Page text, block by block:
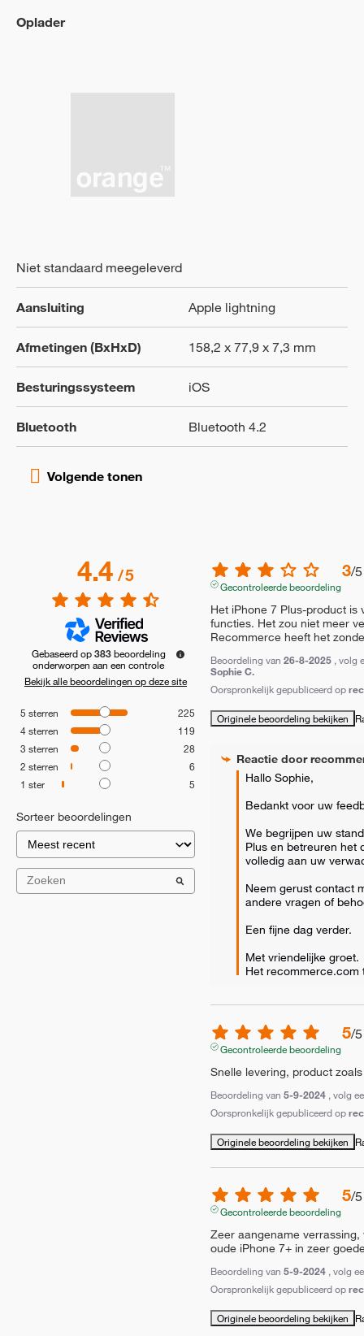
Oplader
Niet standaard meegeleverd
Aansluiting Apple lightning
Afmetingen (BxHxD) 158,2 x 77,9 x 7,3 mm
Besturingssysteem iOS
Bluetooth Bluetooth 4.2
4.4/5
Gebaseerd op383 beoordeling
onderworpen aan een controle
Bekijk alle beoordelingen op deze site
5 sterren
225
4sterren
119
3 sterren
28
2 sterren
6
1 ster 5
Sorteer beoordelingen
3/5
Gecontroleerde beoordeling
Het iPhone 7 Plus-product is
functies. Het zou niet meer
Recommerce heeft het
Beoordeling van 26-8-2025 , volg
Sophie C.
Oorspronkelijk gepubliceerd op
Originele beoordeling bekijken
Reactie door
Hallo Sophie,
Bedankt voor uw
We begrijpen uw
Plus en betreuren het
volledig aan uw
Neem gerust contact
andere vragen of
Een fijne dag verder.
Met vriendelijke groet.
Het recommerce.com
5/5
Gecontroleerde beoordeling
Snelle levering, product
Beoordeling van 5-9-2024 , volg
Oorspronkelijk gepubliceerd op
Originele beoordeling bekijken
5/5
Gecontroleerde beoordeling
Zeer aangename
oude iPhone 7+ in zeer
Beoordeling van 5-9-2024 , volg
Oorspronkelijk gepubliceerd op
Originele beoordeling bekijken